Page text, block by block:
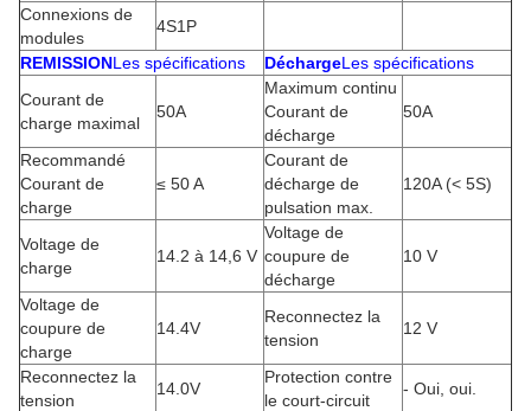
Connexions de
modules
4S1P
REMISSIONLes spécifications DéchargeLes spécifications
Courant de
charge maximal
50A
Maximum continu
Courant de
décharge
50A
Recommandé
Courant de
charge
≤ 50 A
Courant de
décharge de
pulsation max.
120A (< 5S)
Voltage de
charge
14.2 à 14,6 V
Voltage de
coupure de
décharge
10 V
Voltage de
coupure de
charge
14.4V
Reconnectez la
tension
12 V
Reconnectez la
tension
14.0V
Protection contre
le court-circuit
- Oui, oui.